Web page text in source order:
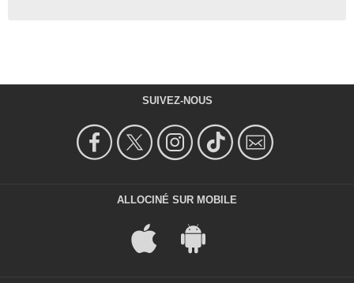
SUIVEZ-NOUS
ALLOCINÉ SUR MOBILE